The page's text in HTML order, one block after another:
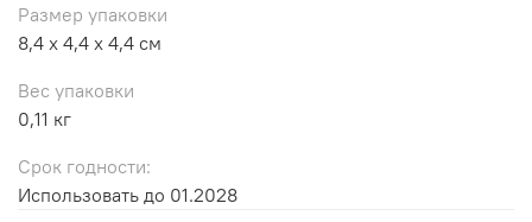
Размер упаковки
8,4 x 4,4 x 4,4 см
Вес упаковки
0,11 кг
Срок годности:
Использовать до 01.2028